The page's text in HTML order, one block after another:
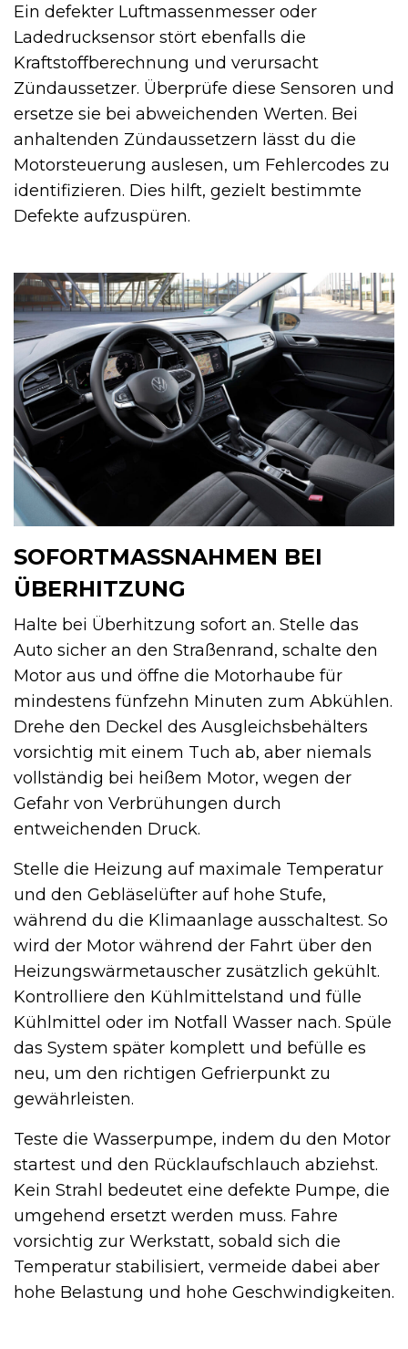
Ein defekter Luftmassenmesser oder
Ladedrucksensor stört ebenfalls die
Kraftstoffberechnung und verursacht
Zündaussetzer. Überprüfe diese Sensoren und
ersetze sie bei abweichenden Werten. Bei
anhaltenden Zündaussetzern lässt du die
Motorsteuerung auslesen, um Fehlercodes zu
identifizieren. Dies hilft, gezielt bestimmte
Defekte aufzuspüren.
SOFORTMASSNAHMEN BEI Ü
BERHITZUNG
Halte bei Überhitzung sofort an. Stelle das
Auto sicher an den Straßenrand, schalte den
Motor aus und öffne die Motorhaube für
mindestens fünfzehn Minuten zum Abkühlen.
Drehe den Deckel des Ausgleichsbehälters
vorsichtig mit einem Tuch ab, aber niemals
vollständig bei heißem Motor, wegen der
Gefahr von Verbrühungen durch
entweichenden Druck.
Stelle die Heizung auf maximale Temperatur
und den Gebläselüfter auf hohe Stufe,
während du die Klimaanlage ausschaltest. So
wird der Motor während der Fahrt über den
Heizungswärmetauscher zusätzlich gekühlt.
Kontrolliere den Kühlmittelstand und fülle
Kühlmittel oder im Notfall Wasser nach. Spüle
das System später komplett und befülle es
neu, um den richtigen Gefrierpunkt zu
gewährleisten.
Teste die Wasserpumpe, indem du den Motor
startest und den Rücklaufschlauch abziehst.
Kein Strahl bedeutet eine defekte Pumpe, die
umgehend ersetzt werden muss. Fahre
vorsichtig zur Werkstatt, sobald sich die
Temperatur stabilisiert, vermeide dabei aber
hohe Belastung und hohe Geschwindigkeiten.